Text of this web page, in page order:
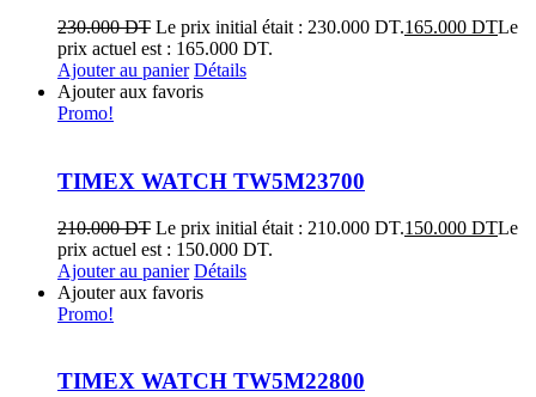
230.000DT Le prix initial était : 230.000 DT.165.000 DTLe
prix actuel est : 165.000 DT.
Ajouter au panier Détails
Ajouter aux favoris
Promo!
TIMEX WATCH TW5M23700
210.000DT Le prix initial était : 210.000 DT.150.000 DTLe
prix actuel est : 150.000 DT.
Ajouter au panier Détails
Ajouter aux favoris
Promo!
TIMEX WATCH TW5M22800